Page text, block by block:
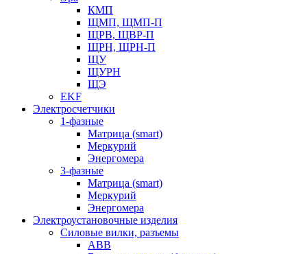
КМП
ЩМП, ЩМП-П
ЩРВ, ЩВР-П
ЩРН, ЩРН-П
ЩУ
ЩУРН
ЩЭ
EKF
Электросчетчики
1-фазные
Матрица (smart)
Меркурий
Энергомера
3-фазные
Матрица (smart)
Меркурий
Энергомера
Электроустановочные изделия
Силовые вилки, разъемы
ABB